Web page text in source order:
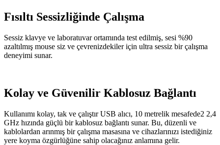
Fısıltı Sessizliğinde Çalışma
Sessiz klavye ve laboratuvar ortamında test edilmiş, sesi %90
azaltılmış mouse siz ve çevrenizdekiler için ultra sessiz bir çalışma
deneyimi sunar.
Kolay ve Güvenilir Kablosuz Bağlantı
Kullanımı kolay, tak ve çalıştır USB alıcı, 10 metrelik mesafede2 2,4
GHz hızında güçlü bir kablosuz bağlantı sunar. Bu, düzenli ve
kablolardan arınmış bir çalışma masasına ve cihazlarınızı istediğiniz
yere koyma özgürlüğüne sahip olacağınız anlamına gelir.